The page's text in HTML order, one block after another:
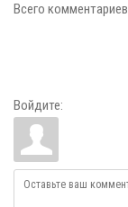
Всего комментариев
Войдите: